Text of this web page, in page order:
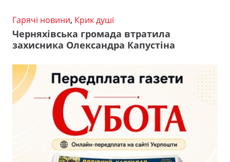
Гарячі новини, Крик душі
Черняхівська громада втратила
захисника Олександра Капустіна